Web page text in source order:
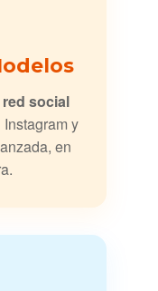
social
y
en